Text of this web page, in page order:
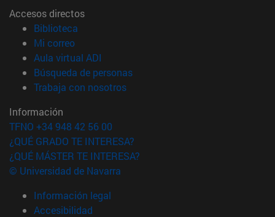
Accesos directos
Biblioteca
Mi correo(abre en nueva ventana)
Aula virtual ADI
Búsqueda de personas(abre en nueva ventana)
Trabaja con nosotros(abre en nueva ventana)
Información
TFNO +34 948 42 56 00
¿QUÉ GRADO TE INTERESA?
¿QUÉ MÁSTER TE INTERESA?
© Universidad de Navarra
Información legal
Accesibilidad